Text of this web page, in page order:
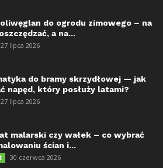
do ogrodu zimowego – na
a na...
27 lipca 2026
do bramy skrzydłowej — jak
napęd, który posłuży latami?
27 lipca 2026
malarski czy wałek – co wybrać
ścian i...
30 czerwca 2026